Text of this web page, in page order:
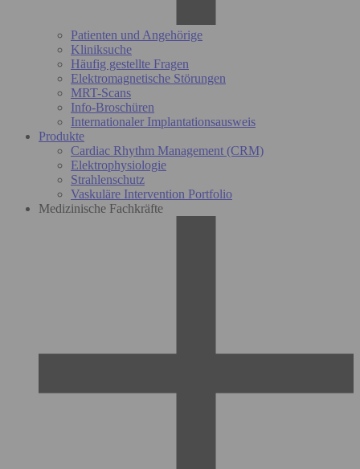
Patienten und Angehörige
Kliniksuche
Häufig gestellte Fragen
Elektromagnetische Störungen
MRT-Scans
Info-Broschüren
Internationaler Implantationsausweis
Produkte
Cardiac Rhythm Management (CRM)
Elektrophysiologie
Strahlenschutz
Vaskuläre Intervention Portfolio
Medizinische Fachkräfte